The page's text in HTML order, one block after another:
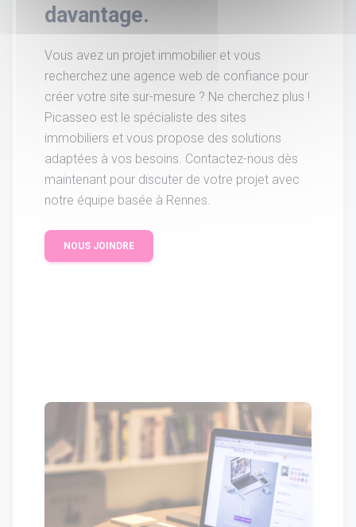
davantage.
Vous avez un projet immobilier et vous
recherchez une agence web de confiance pour
créer votre site sur-mesure ? Ne cherchez plus !
Picasseo est le spécialiste des sites
immobiliers et vous propose des solutions
adaptées à vos besoins. Contactez-nous dès
maintenant pour discuter de votre projet avec
notre équipe basée à Rennes.
NOUS JOINDRE